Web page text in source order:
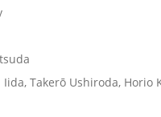
Takerō Ushiroda, Horio